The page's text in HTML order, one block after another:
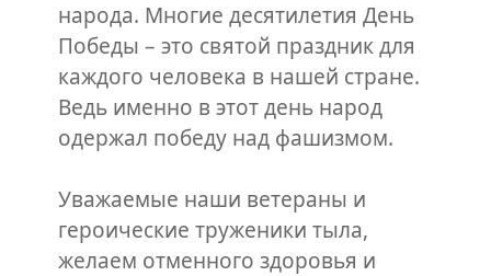
народа. Многие десятилетия День
Победы – это святой праздник для
каждого человека в нашей стране.
Ведь именно в этот день народ
одержал победу над фашизмом.
Уважаемые наши ветераны и
героические труженики тыла,
желаем отменного здоровья и